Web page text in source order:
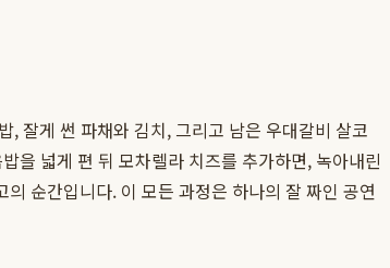
, 잘게 썬 파채와 김치, 그리고 남은 우대갈비 살코
을 넓게 편 뒤 모차렐라 치즈를 추가하면, 녹아내린
순간입니다. 이 모든 과정은 하나의 잘 짜인 공연